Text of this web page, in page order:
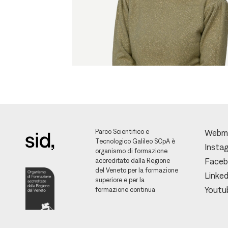
Parco Scientifico e
Tecnologico Galileo SCpA è
organismo di formazione
accreditato dalla Regione
del Veneto per la formazione
superiore e per la
formazione continua